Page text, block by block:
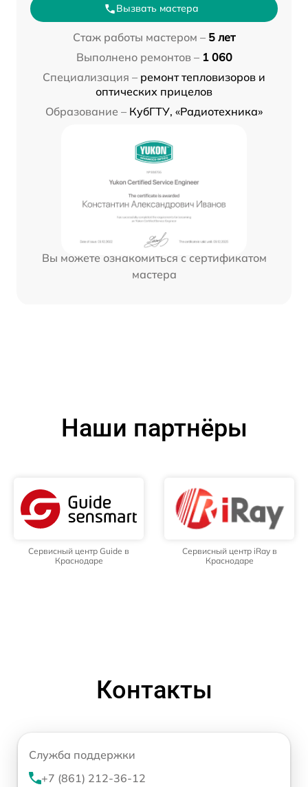
Вызвать мастера
Стаж работы мастером – 5 лет
Выполнено ремонтов – 1 060
Специализация – ремонт тепловизоров и
оптических прицелов
Образование – КубГТУ, «Радиотехника»
Вы можете ознакомиться с сертификатом
мастера
Наши партнёры
Сервисный центр Guide в
Краснодаре
Сервисный центр iRay в
Краснодаре
Контакты
Служба поддержки
+7 (861) 212-36-12